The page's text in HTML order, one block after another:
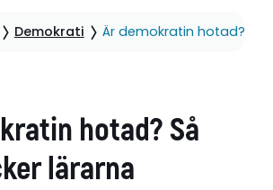
Demokrati Är demokratin hotad? Så
hotad? Så
lärarna